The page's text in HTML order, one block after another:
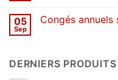
SOLDES
05
Sep
Congés
annuels
DERNIERS PRODUITS